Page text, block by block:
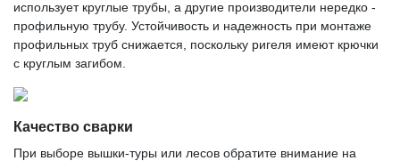
использует круглые трубы, а другие производители нередко -
профильную трубу. Устойчивость и надежность при монтаже
профильных труб снижается, поскольку ригеля имеют крючки
с круглым загибом.
Качество сварки
При выборе вышки-туры или лесов обратите внимание на